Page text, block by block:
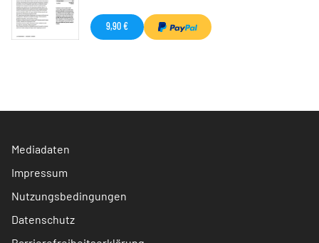
9,90 €
Mediadaten
Impressum
Nutzungsbedingungen
Datenschutz